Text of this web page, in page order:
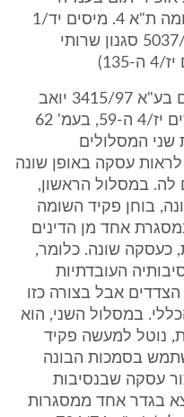
1067/99, שלמה בר נ' פקיד שומה ת"א 4. מיסים יד/1
ה-38, ואת שכתבתי בבש"א 5037/03 סגנון שרותי
פן אחר של אבחנה זו מצאתי גם בע"א 3415/97 יואב
רובינשטיין ושות' נ' פשמ"ג מיסים יז/4 ה-59, בעמ' 62
המסלולים
עסקה באופן שונה
לה. במסלול הראשון,
בוחן פקיד השומה
אחד מן הדינים
כעסקה שונה. כלומר,
העובדתיות
אבל בצורה כזו
במסלול השני, הוא
נוטל למעשה פקיד
בסמכות הבונה
עסקה שבנסיבות
בגדר אחד ממסגרות